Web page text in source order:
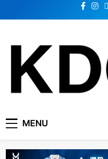
KDC
โซลูชั่น
MENU